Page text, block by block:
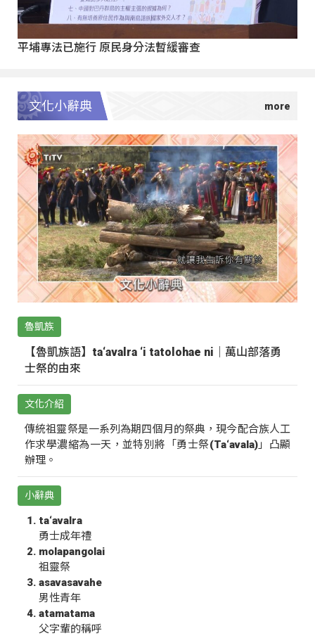
平埔專法已施行 原民身分法暫緩審查
文化小辭典
魯凱族
【魯凱族語】ta‘avalra ‘i tatolohae ni｜萬山部落勇
士祭的由來
文化介紹
傳統祖靈祭是一系列為期四個月的祭典，現今配合族人工
作求學濃縮為一天，並特別將「勇士祭(Ta‘avala)」凸顯
辦理。
小辭典
ta‘avalra
勇士成年禮
molapangolai
祖靈祭
asavasavahe
男性青年
atamatama
父字輩的稱呼